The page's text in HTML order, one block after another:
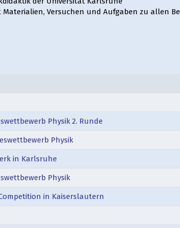
Materialien, Versuchen und Aufgaben zu allen
Physik 2. Runde
Physik
in Karlsruhe
Physik
in Kaiserslautern